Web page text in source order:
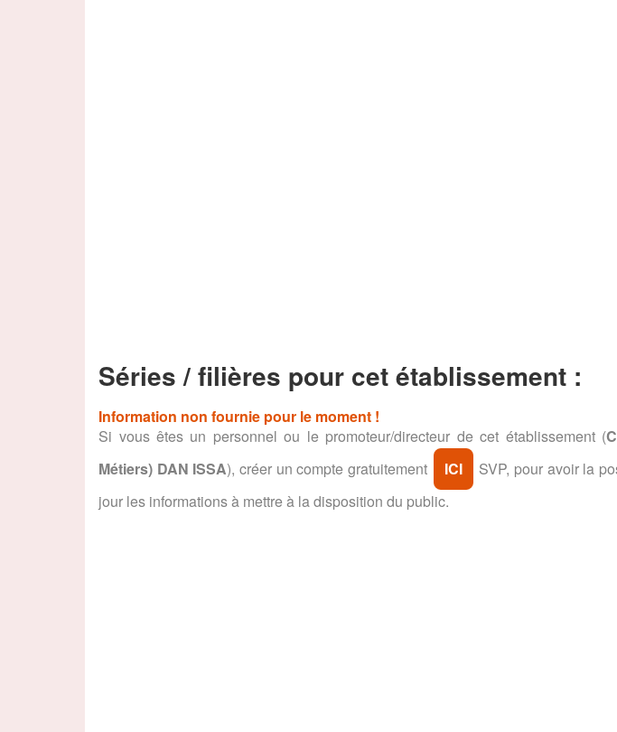
Séries / filières pour cet établissement :
Information non fournie pour le moment !
Si vous êtes un personnel ou le promoteur/directeur de cet établissement (
Métiers) DAN ISSA), créer un compte gratuitement ICI
SVP, pour avoir la
jour les informations à mettre à la disposition du public.